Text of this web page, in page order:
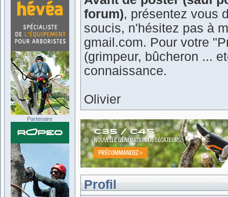
forum), présentez vous
soucis, n'hésitez pas à
gmail.com. Pour votre
(grimpeur, bûcheron ...
connaissance.
Olivier
Profil
Partenaire